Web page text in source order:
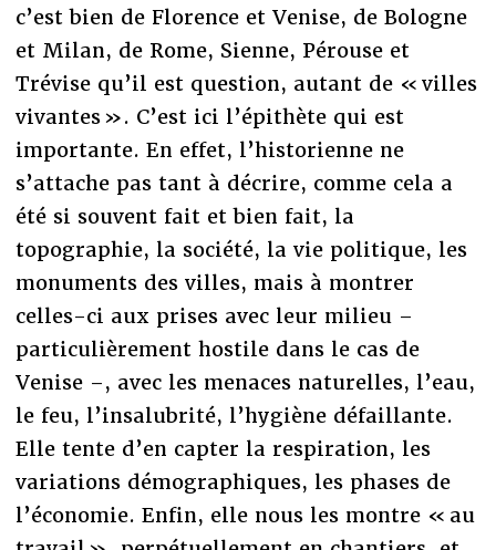
c’est bien de Florence et Venise, de Bologne
et Milan, de Rome, Sienne, Pérouse et
Trévise qu’il est question, autant de « villes
vivantes ». C’est ici l’épithète qui est
importante. En effet, l’historienne ne
s’attache pas tant à décrire, comme cela a
été si souvent fait et bien fait, la
topographie, la société, la vie politique, les
monuments des villes, mais à montrer
celles-ci aux prises avec leur milieu –
particulièrement hostile dans le cas de
Venise –, avec les menaces naturelles, l’eau,
le feu, l’insalubrité, l’hygiène défaillante.
Elle tente d’en capter la respiration, les
variations démographiques, les phases de
l’économie. Enfin, elle nous les montre « au